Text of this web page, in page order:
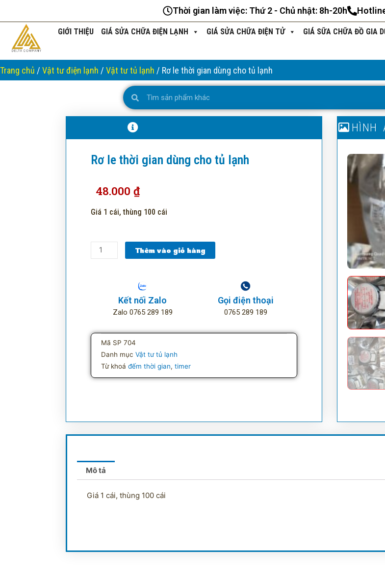
dung
Thời gian làm việc: Thứ 2 - Chủ nhật: 8h-20h
GIỚI THIỆU GIÁ SỬA CHỮA ĐIỆN LẠNH GIÁ SỬA CHỮA ĐIỆN TỬ GIÁ SỮA CHỮA ĐỒ GIA
Trang chủ / Vật tư điện lạnh / Vật tư tủ lạnh / Rơ le thời gian dùng cho tủ lạnh
SearchSearch
N PHẨM
Rơ le thời gian dùng cho tủ lạnh
48.000₫
Giá 1 cái, thùng 100 cái
Rơ
le
lạnh
lượng
Thêm vào giỏ hàng
Kết nối Zalo
Zalo 0765 289 189
Gọi điện thoại
0765 289 189
Mã SP704
Danh mục Vật tư tủ lạnh
Từ khoá đếm thời gian,timer
HÌ NH
Mô tả
Giá 1 cái, thùng 100 cái